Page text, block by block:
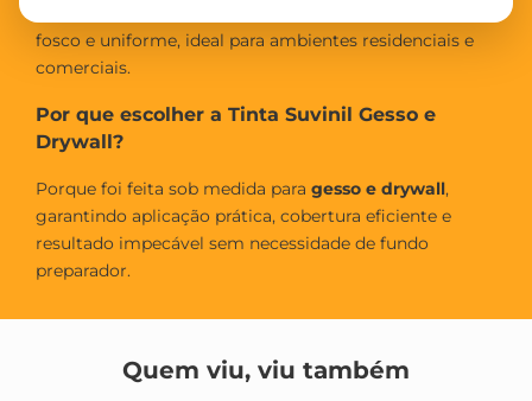
fosco e uniforme, ideal para ambientes residenciais e
comerciais.
Por que escolher a Tinta Suvinil Gesso e
Drywall?
Porque foi feita sob medida para gesso e drywall,
garantindo aplicação prática, cobertura eficiente e
resultado impecável sem necessidade de fundo
preparador.
Quem viu, viu também